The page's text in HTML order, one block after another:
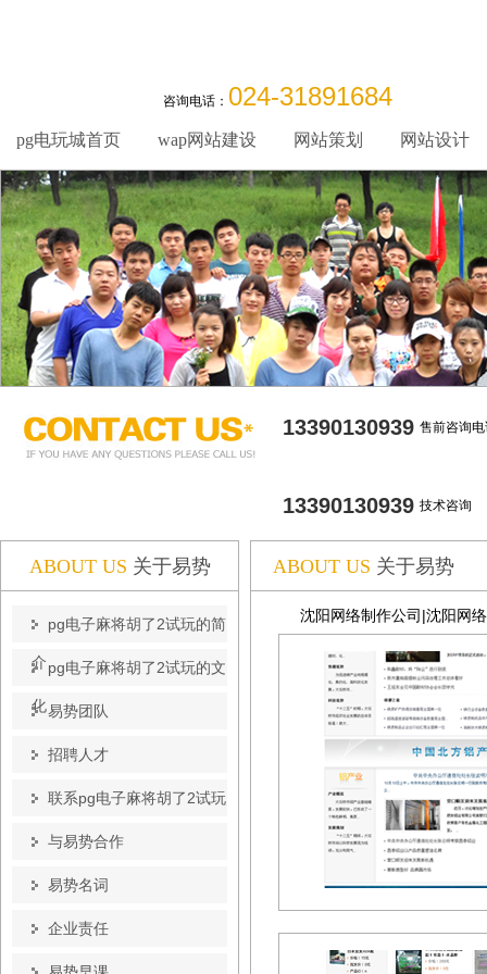
咨询电话： 024-31891684
pg电玩城首页 wap网站建设 网站策划 网站设计
13390130939 售前咨询
13390130939 技术咨询
ABOUT US 关于易势
pg电子麻将胡了2试玩的简
介pg电子麻将胡了2试玩的文
化易势团队
招聘人才
联系pg电子麻将胡了2试玩
与易势合作
易势名词
企业责任
ABOUT US 关于易势
沈阳网络制作公司|沈阳网